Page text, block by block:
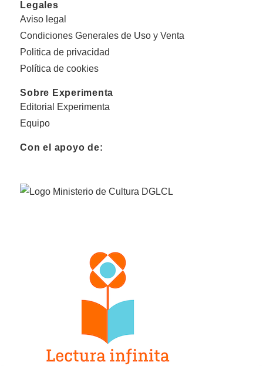
Legales
Aviso legal
Condiciones Generales de Uso y Venta
Politica de privacidad
Política de cookies
Sobre Experimenta
Editorial Experimenta
Equipo
Con el apoyo de: